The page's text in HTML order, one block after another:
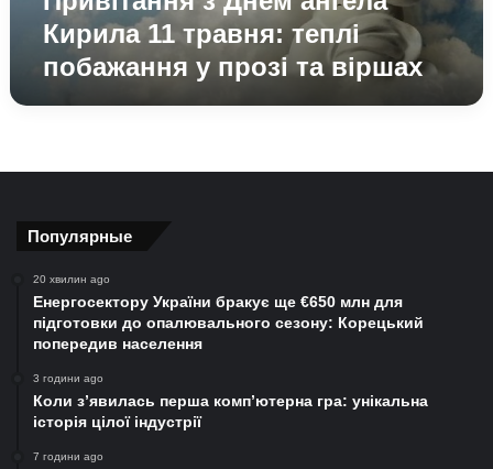
віршах
Кирила 11 травня: теплі
побажання у прозі та віршах
Популярные
20 хвилин ago
Енергосектору України бракує ще €650 млн для
підготовки до опалювального сезону: Корецький
попередив населення
3 години ago
Коли з’явилась перша комп’ютерна гра: унікальна
історія цілої індустрії
7 години ago